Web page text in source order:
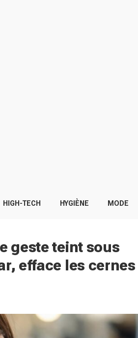
HIGH-TECH HYGIÈNE MODE
geste teint sous
efface les cernes